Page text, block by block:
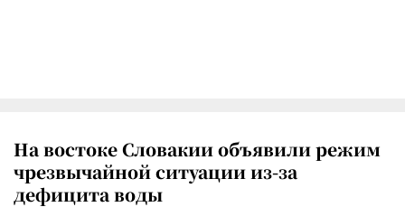
На востоке Словакии объявили режим
чрезвычайной ситуации из-за
дефицита воды